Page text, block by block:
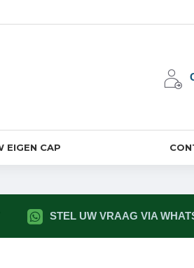
EIGEN CAP
STEL UW VRAAG VIA